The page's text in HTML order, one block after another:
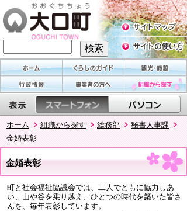
ホーム 組織から探す 総務部
秘書人事課
金婚表彰
金婚表彰
町と社会福祉協議会では、二人でともに協力しあ
い、山や谷を乗り越え、ひとつの時代を築いた皆さ
んを、毎年表彰しています。